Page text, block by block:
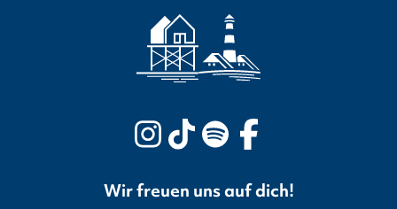
Wir freuen uns auf dich!